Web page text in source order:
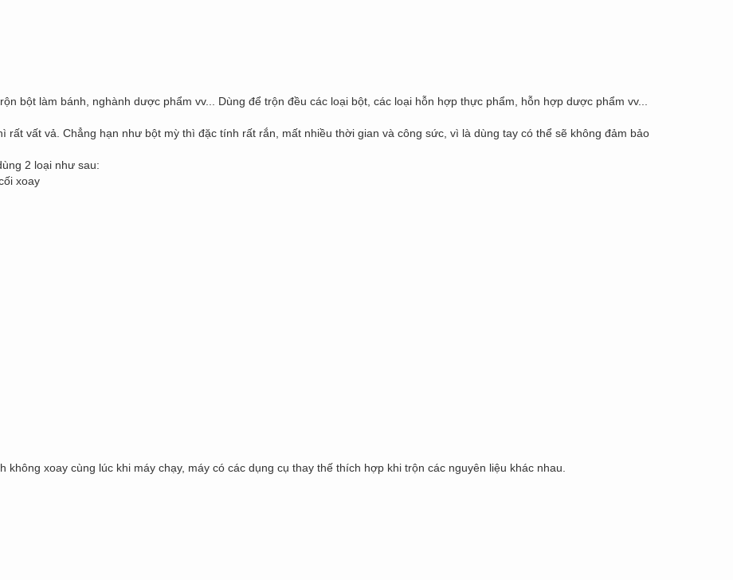
bột làm bánh, nghành dược phẩm vv... Dùng để trộn đều các loại bột, các loại hỗn hợp thực phẩm, hỗn hợp dược phẩm vv...
rất vất vả. Chẳng hạn như bột mỳ thì đặc tính rất rắn, mất nhiều thời gian và công sức, vì là dùng tay có thể sẽ không đảm bảo
2 loại như sau:
xoay
không xoay cùng lúc khi máy chạy, máy có các dụng cụ thay thế thích hợp khi trộn các nguyên liệu khác nhau.